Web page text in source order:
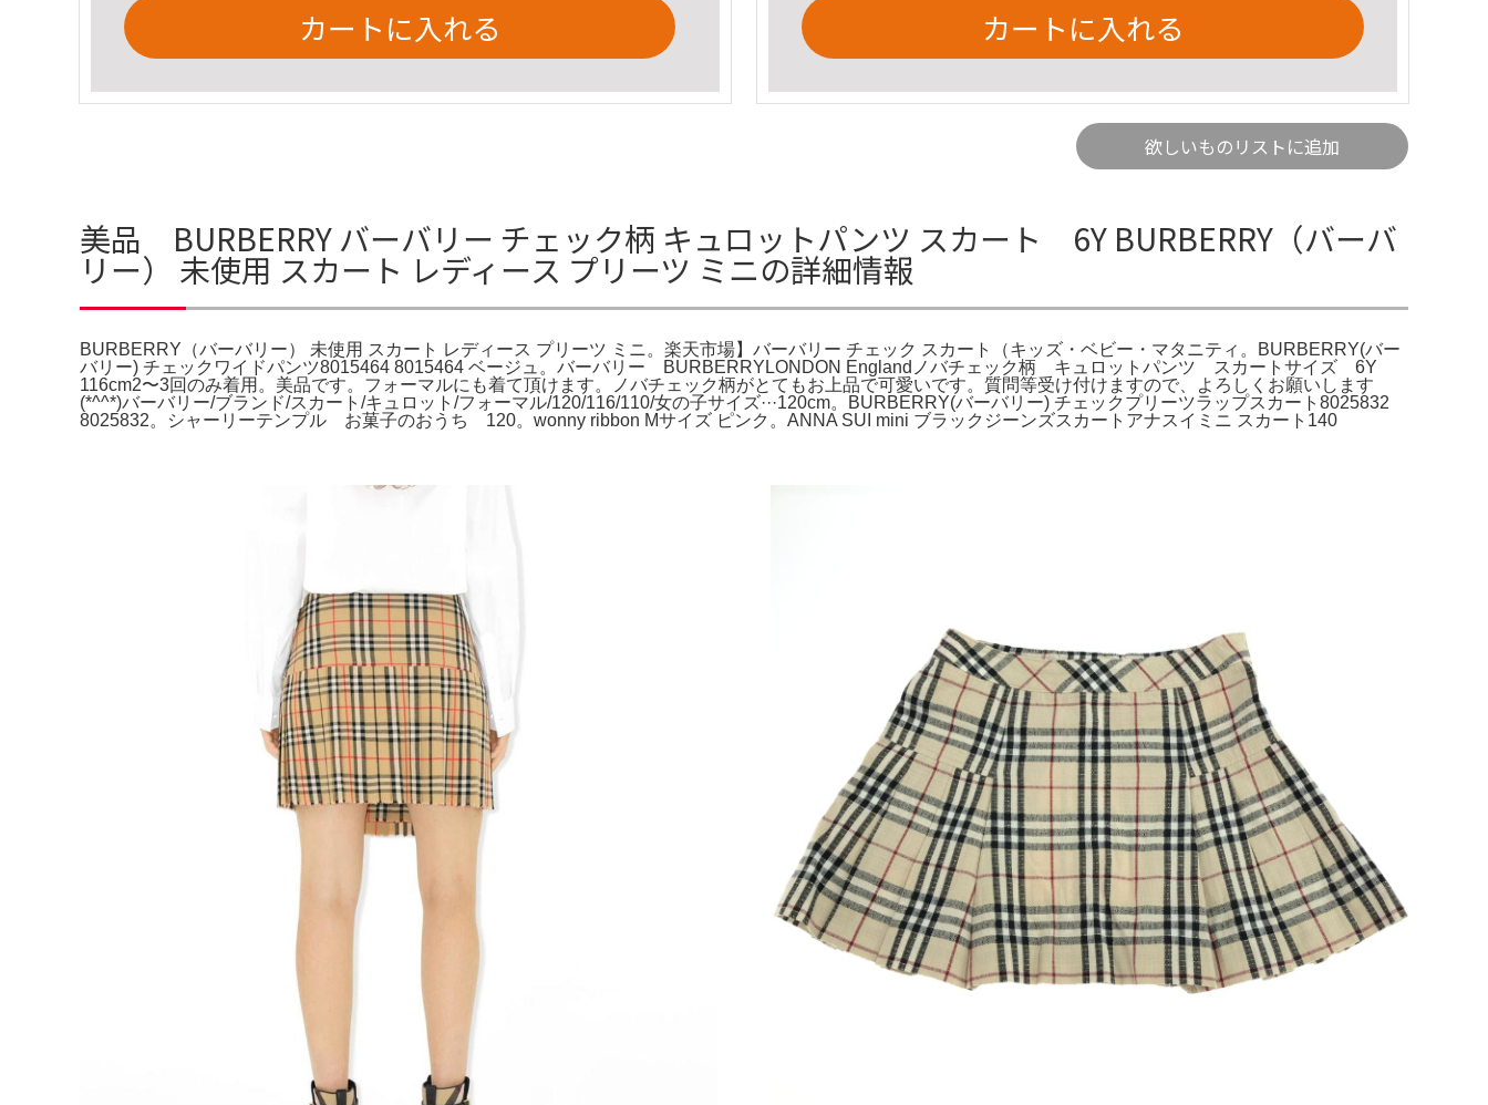
カートに入れる カートに入れる
欲しいものリストに追加
美品 BURBERRY バーバリー チェック柄 キュロットパンツ スカート 6Y BURBERRY（バーバ
リー） 未使用 スカート レディース プリーツ ミニの詳細情報
BURBERRY（バーバリー） 未使用 スカート レディース プリーツ ミニ。楽天市場】バーバリー チェック スカート（キッズ・ベビー・マタニティ。BURBERRY(バー
バリー) チェックワイドパンツ8015464 8015464 ベージュ。バーバリー BURBERRYLONDON Englandノバチェック柄 キュロットパンツ スカートサイズ 6Y
116cm2〜3回のみ着用。美品です。フォーマルにも着て頂けます。ノバチェック柄がとてもお上品で可愛いです。質問等受け付けますので、よろしくお願いします
(*^^*)バーバリー/ブランド/スカート/キュロット/フォーマル/120/116/110/女の子サイズ···120cm。BURBERRY(バーバリー) チェックプリーツラップスカート8025832
8025832。シャーリーテンプル お菓子のおうち 120。wonny ribbon Mサイズ ピンク。ANNA SUI mini ブラックジーンズスカートアナスイミニ スカート140